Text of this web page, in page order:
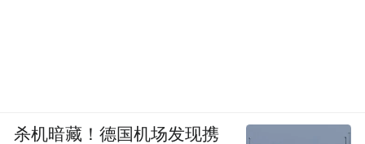
杀机暗藏！德国机场发现携